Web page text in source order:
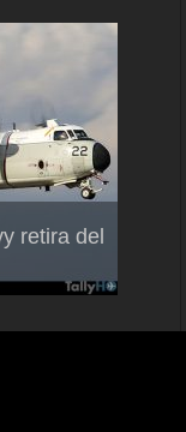
retira del